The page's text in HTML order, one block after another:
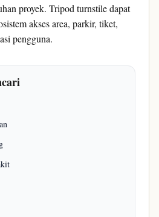
proyek. Tripod turnstile dapat
akses area, parkir, tiket,
pengguna.